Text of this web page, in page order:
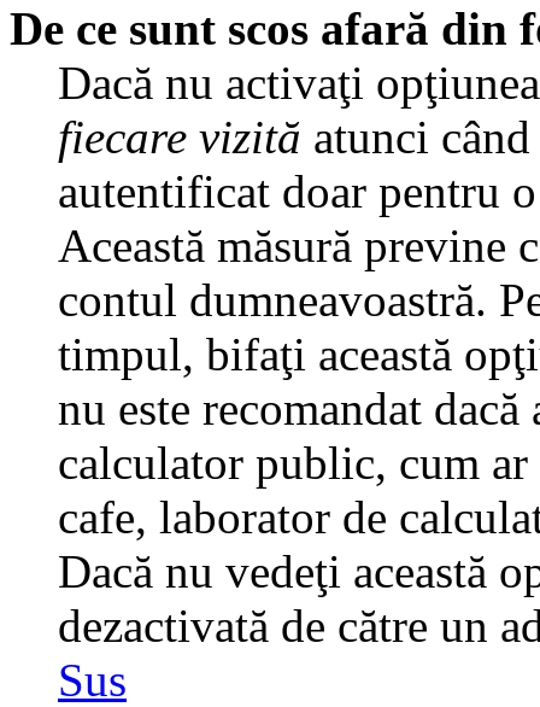
De ce sunt scos afară din
Dacă nu activaţi
fiecare vizită atunci
autentificat doar pentru
Această măsură previne
contul dumneavoastră.
timpul, bifaţi această
nu este recomandat
calculator public, cum
cafe, laborator de
Dacă nu vedeţi această
dezactivată de către un
Sus